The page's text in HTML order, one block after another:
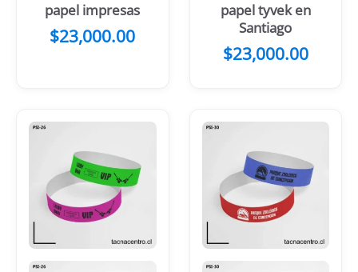
papel impresas
$23,000.00
papel tyvek en
Santiago
$23,000.00